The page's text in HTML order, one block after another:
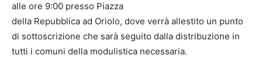
alle ore 9:00 presso Piazza
della Repubblica ad Oriolo, dove verrà allestito un punto
di sottoscrizione che sarà seguito dalla distribuzione in
tutti i comuni della modulistica necessaria.